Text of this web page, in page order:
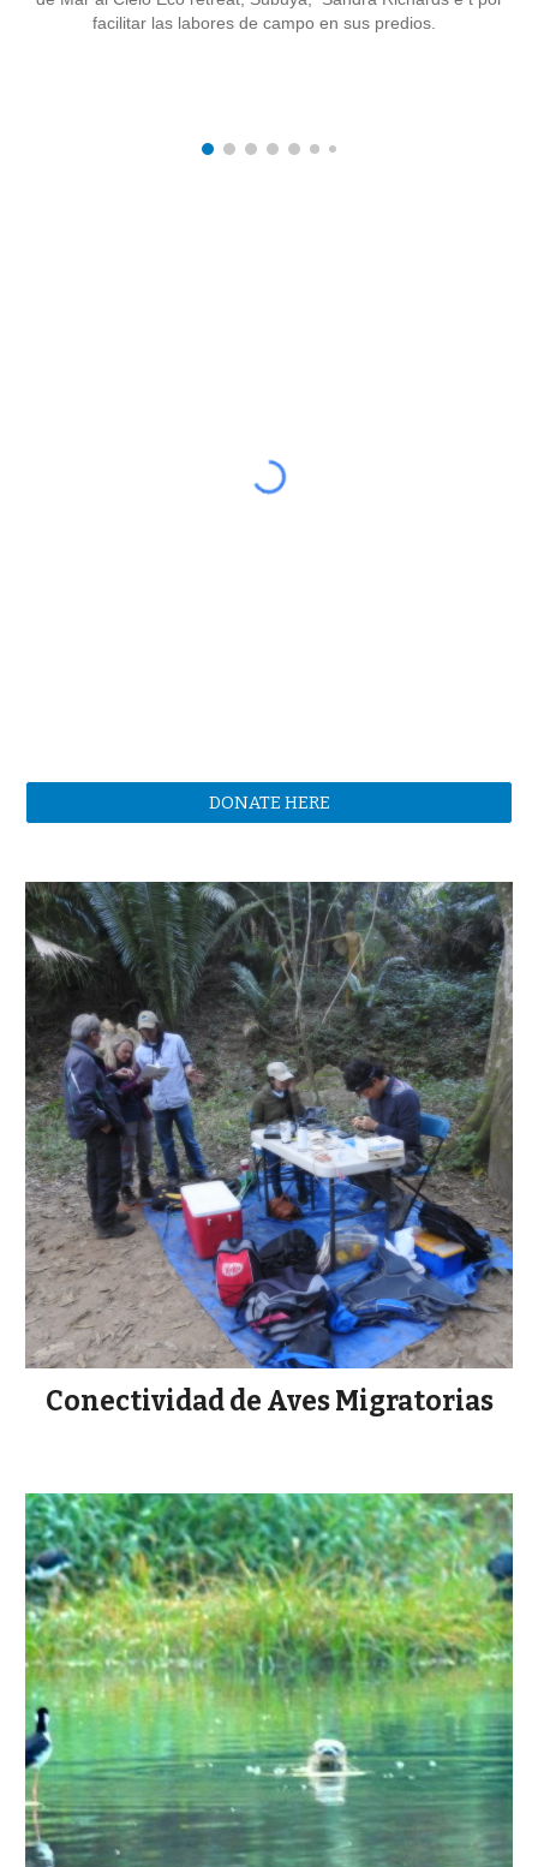
facilitar las labores de campo en sus predios.
DONATE HERE
Conectividad de Aves Migratorias